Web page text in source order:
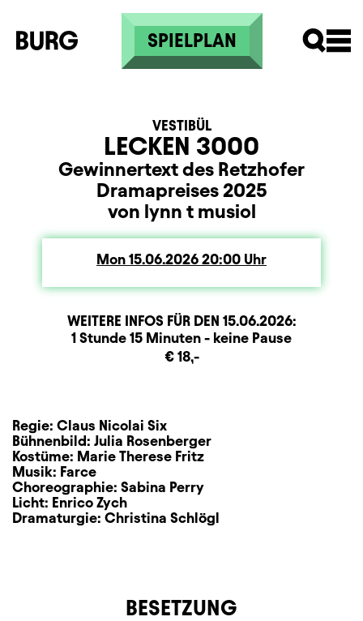
Skip to main content
SPIELPLAN
LECKEN 3000
VESTIBÜL
Gewinnertext des Retzhofer
Dramapreises 2025
von lynn t musiol
Mon Monday
15.06.2026 20:00Uhr
WEITERE INFOS FÜR DEN 15.06.2026:
BeschreibungInformation
Dauer und Pausen
1 Stunde 15 Minuten - keine Pause
€ 18,-
Regie: Claus Nicolai Six
Bühnenbild: Julia Rosenberger
Kostüme: Marie Therese Fritz
Musik: Farce
Choreographie: Sabina Perry
Licht: Enrico Zych
Dramaturgie: Christina Schlögl
BESETZUNG